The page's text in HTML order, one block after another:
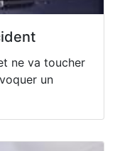
ne va toucher
un